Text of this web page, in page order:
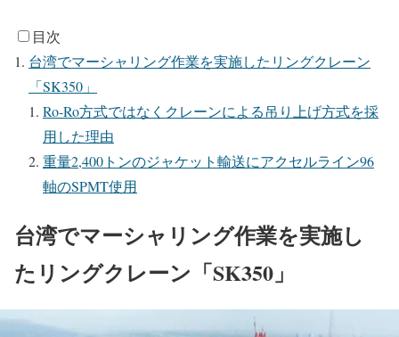
目次
台湾でマーシャリング作業を実施したリングクレーン
「SK350」
Ro-Ro方式ではなくクレーンによる吊り上げ方式を採
用した理由
重量2,400トンのジャケット輸送にアクセルライン96
軸のSPMT使用
台湾でマーシャリング作業を実施し
たリングクレーン「SK350」